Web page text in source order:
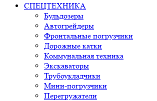
СПЕЦТЕХНИКА
Бульдозеры
Автогрейдеры
Фронтальные погрузчики
Дорожные катки
Коммунальная техника
Экскаваторы
Трубоукладчики
Мини-погрузчики
Перегружатели